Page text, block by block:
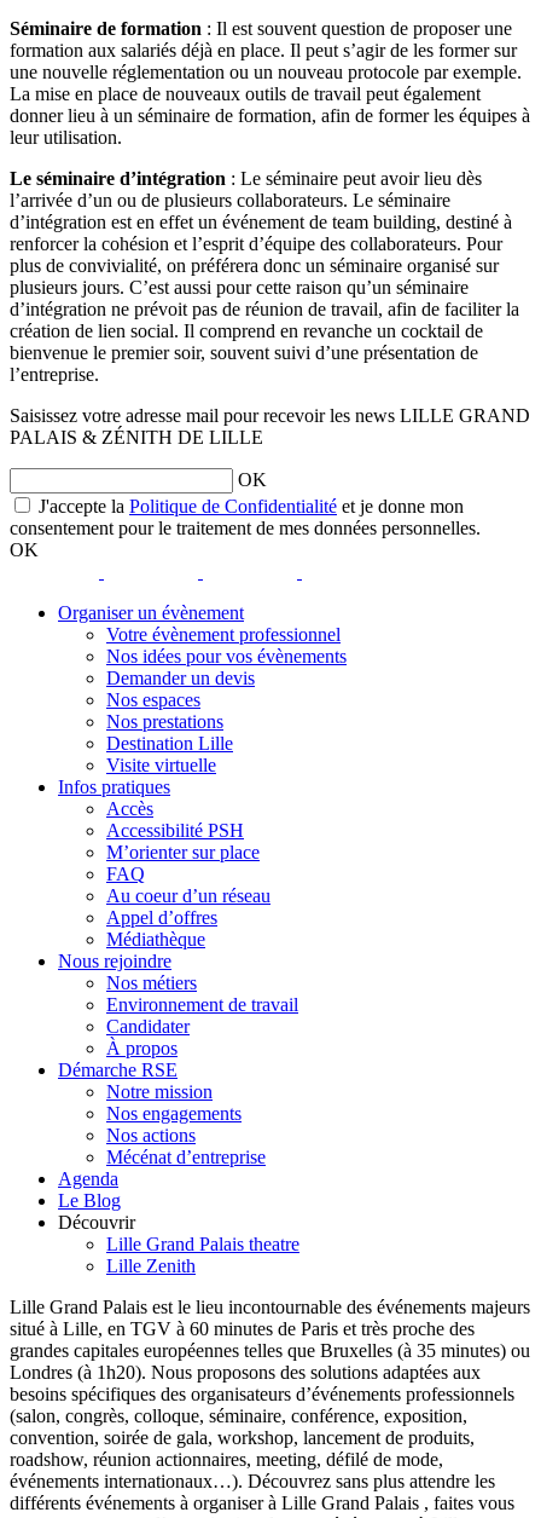
Séminaire de formation : Il est souvent question de proposer une
formation aux salariés déjà en place. Il peut s’agir de les former sur
une nouvelle réglementation ou un nouveau protocole par exemple.
La mise en place de nouveaux outils de travail peut également
donner lieu à un séminaire de formation, afin de former les équipes à
leur utilisation.
Le séminaire d’intégration : Le séminaire peut avoir lieu dès
l’arrivée d’un ou de plusieurs collaborateurs. Le séminaire
d’intégration est en effet un événement de team building, destiné à
renforcer la cohésion et l’esprit d’équipe des collaborateurs. Pour
plus de convivialité, on préférera donc un séminaire organisé sur
plusieurs jours. C’est aussi pour cette raison qu’un séminaire
d’intégration ne prévoit pas de réunion de travail, afin de faciliter la
création de lien social. Il comprend en revanche un cocktail de
bienvenue le premier soir, souvent suivi d’une présentation de
l’entreprise.
Saisissez votre adresse mail pour recevoir les news LILLE GRAND
PALAIS & ZÉNITH DE LILLE
OK
J'accepte la Politique de Confidentialitéopens
a
et je donne mon
consentement pour le traitement de mes données personnelles.
OK
new
window
new
window
window
window
Organiser un évènement
Votre évènement professionnel
Nos idées pour vos évènements
Demander un devis
Nos espaces
Nos prestations
Destination Lille
Visite virtuelle
Infos pratiques
Accès
Accessibilité PSH
M’orienter sur place
FAQ
Au coeur d’un réseau
Appel d’offres
Médiathèque
Nous rejoindre
Nos métiers
Environnement de travail
Candidater
À propos
Démarche RSE
Notre mission
Nos engagements
Nos actions
Mécénat d’entreprise
Agenda
Le Blog
Découvrir
Lille Grand Palais theatre
Lille Zenith
Lille Grand Palais est le lieu incontournable des événements majeurs
situé à Lille, en TGV à 60 minutes de Paris et très proche des
grandes capitales européennes telles que Bruxelles (à 35 minutes) ou
Londres (à 1h20). Nous proposons des solutions adaptées aux
besoins spécifiques des organisateurs d’événements professionnels
(salon, congrès, colloque, séminaire, conférence, exposition,
convention, soirée de gala, workshop, lancement de produits,
roadshow, réunion actionnaires, meeting, défilé de mode,
événements internationaux…). Découvrez sans plus attendre les
différents événements à organiser à Lille Grand Palais , faites vous